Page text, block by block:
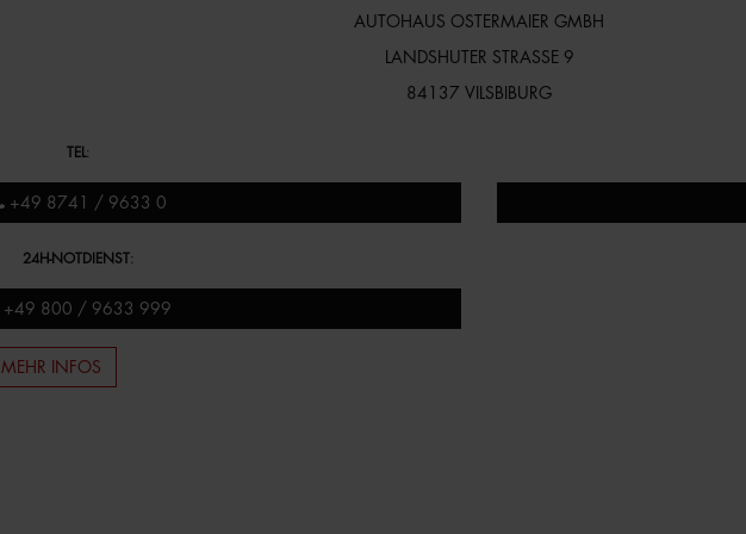
AUTOHAUS OSTERMAIER GMBH
LANDSHUTER STRASSE 9
84137 VILSBIBURG
TEL :
+49 8741 / 9633 0
24H-NOTDIENST:
+49 800 / 9633 999
MEHR INFOS